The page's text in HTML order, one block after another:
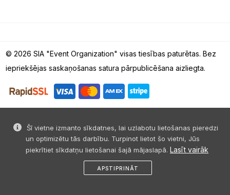
Šī vietne izmanto sīkdatnes, lai uzlabotu lietošanas pieredzi
un optimizētu tās darbību. Turpinot lietot šo vietni, Jūs
piekrītiet sīkdatņu lietošanai šajā mājaslapā. Lasīt vairāk
APSTIPRINĀT
© 2026 SIA "Event Organization" visas tiesības paturētas. Bez
iepriekšējas saskaņošanas satura pārpublicēšana aizliegta.